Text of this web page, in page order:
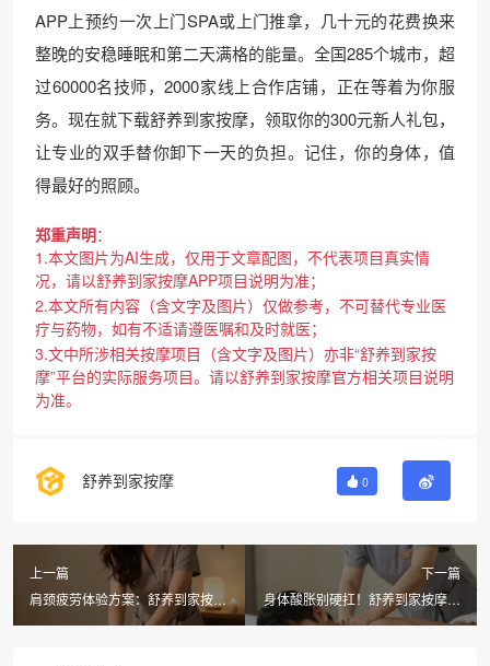
APP上预约一次上门SPA或上门推拿，几十元的花费换来
整晚的安稳睡眠和第二天满格的能量。全国285个城市，超
过60000名技师，2000家线上合作店铺，正在等着为你服
务。现在就下载舒养到家按摩，领取你的300元新人礼包，
让专业的双手替你卸下一天的负担。记住，你的身体，值
得最好的照顾。
郑重声明：
1.本文图片为AI生成，仅用于文章配图，不代表项目真实情
况，请以舒养到家按摩APP项目说明为准；
2.本文所有内容（含文字及图片）仅做参考，不可替代专业医
疗与药物，如有不适请遵医嘱和及时就医；
3.文中所涉相关按摩项目（含文字及图片）亦非“舒养到家按
摩”平台的实际服务项目。请以舒养到家按摩官方相关项目说明
为准。
舒养到家按摩 0
上一篇
肩颈疲劳体验方案：舒养到家按摩
同城上门推拿，60分钟仅需168元
下一篇
身体酸胀别硬扛！舒养到家按摩上
门推拿，首单立减300元